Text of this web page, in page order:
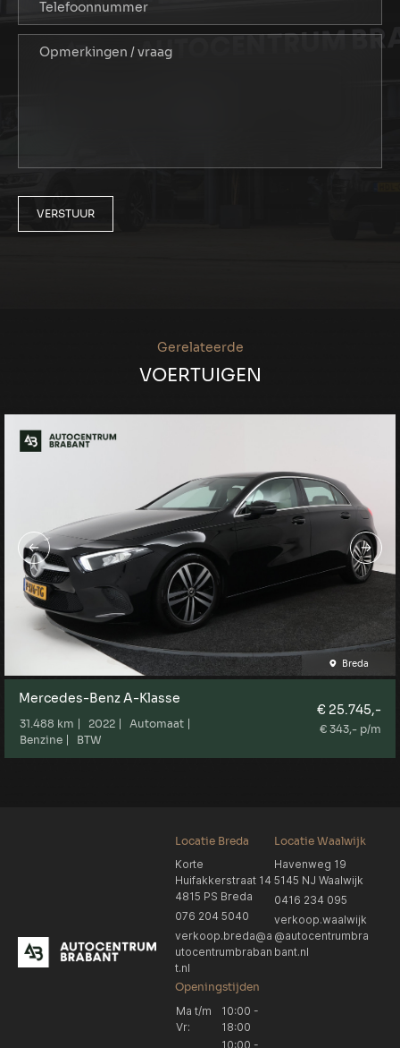
VERSTUUR
Gerelateerde
VOERTUIGEN
Breda
Mercedes-Benz A-Klasse
31.488 km 2022
Automaat
Benzine
BTW
€ 25.745,-
€ 343,- p/m
Locatie Breda
Korte
Huifakkerstraat 14
4815 PS Breda
076 204 5040
verkoop.breda@a
utocentrumbraban
t.nl
Locatie Waalwijk
Havenweg 19
5145 NJ Waalwijk
0416 234 095
verkoop.waalwijk
@autocentrumbra
bant.nl
Openingstijden
Ma t/m
Vr:
10:00 -
18:00
10:00 -